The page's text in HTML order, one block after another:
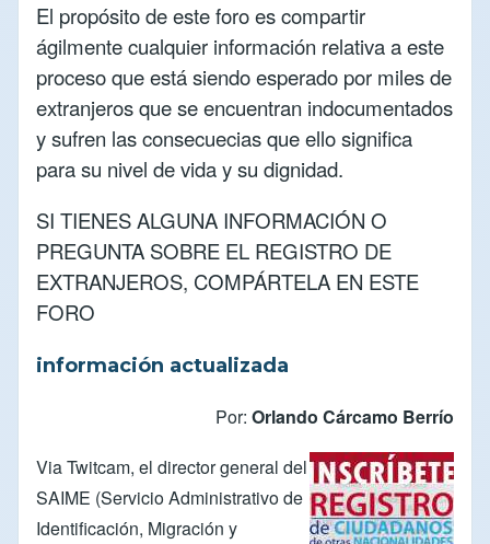
El propósito de este foro es compartir
ágilmente cualquier información relativa a este
proceso que está siendo esperado por miles de
extranjeros que se encuentran indocumentados
y sufren las consecuecias que ello significa
para su nivel de vida y su dignidad.
SI TIENES ALGUNA INFORMACIÓN O
PREGUNTA SOBRE EL REGISTRO DE
EXTRANJEROS, COMPÁRTELA EN ESTE
FORO
información actualizada
Por: Orlando Cárcamo Berrío
ViaTwitcam, el director general del
SAIME (Servicio Administrativo de
Identificación, Migración y